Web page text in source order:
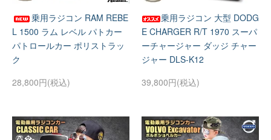
乗用ラジコン RAM REBE
L 1500 ラム レベル パトカー
パトロールカー ポリストラッ
ク
28,800円(税込)
乗用ラジコン 大型 DODG
E CHARGER R/T 1970 スーパ
ーチャージャー ダッジ チャー
ジャー DLS-K12
39,800円(税込)